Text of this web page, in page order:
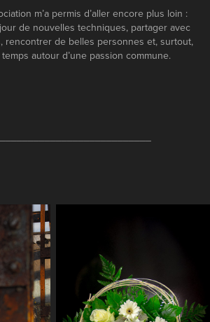
m’a permis d’aller encore plus loin :
de nouvelles techniques, partager avec
rencontrer de belles personnes et, surtout,
autour d’une passion commune.